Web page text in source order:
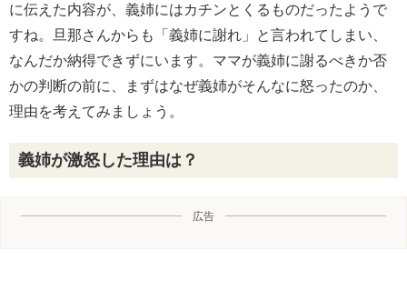
に伝えた内容が、義姉にはカチンとくるものだったようで
すね。旦那さんからも「義姉に謝れ」と言われてしまい、
なんだか納得できずにいます。ママが義姉に謝るべきか否
かの判断の前に、まずはなぜ義姉がそんなに怒ったのか、
理由を考えてみましょう。
義姉が激怒した理由は？
広告